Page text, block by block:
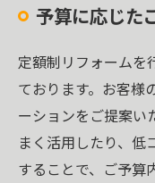
予算に応じた
定額制リフォームを
ております。お客様
ーションをご提案い
まく活用したり、低
することで、ご予算